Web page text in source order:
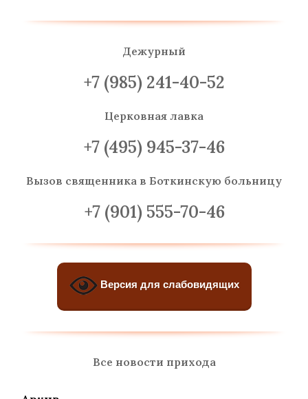
Дежурный
+7 (985) 241-40-52
Церковная лавка
+7 (495) 945-37-46
Вызов священника в Боткинскую больницу
+7 (901) 555-70-46
Версия для слабовидящих
Все новости прихода